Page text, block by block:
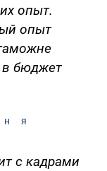
опыт.
опыт
в бюджет
с кадрами